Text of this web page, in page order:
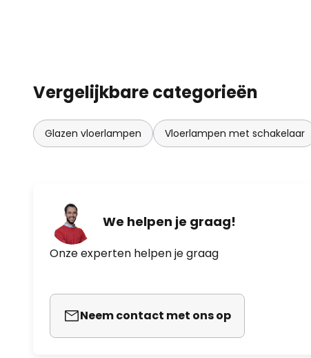
Vergelijkbare categorieën
Glazen vloerlampen Vloerlampen met schakelaar
We helpen je graag!
Onze experten helpen je graag
Neem contact met ons op